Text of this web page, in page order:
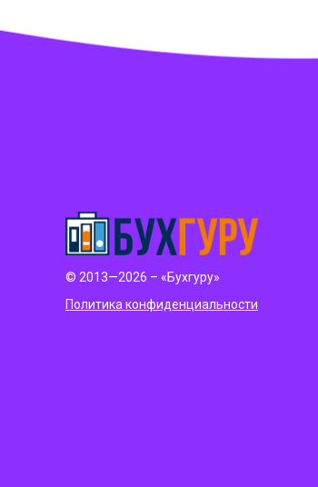
© 2013—2026 – «Бухгуру»
Политика конфиденциальности